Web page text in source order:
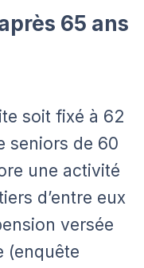
65 ans
soit fixé à 62
seniors de 60
une activité
d’entre eux
versée
(enquête